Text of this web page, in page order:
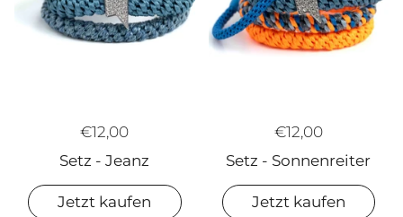
€12,00
Setz - Jeanz
Jetzt kaufen
€12,00
Setz - Sonnenreiter
Jetzt kaufen